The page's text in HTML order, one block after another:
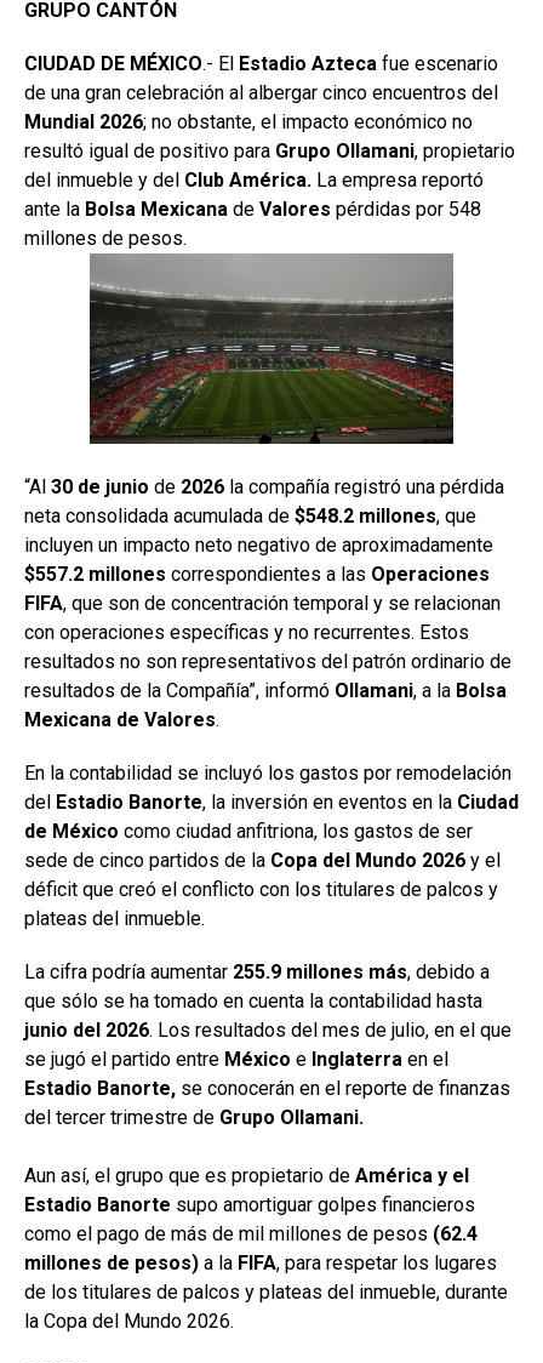
GRUPO CANTÓN
CIUDAD DE MÉXICO.- El Estadio Azteca fue escenario
de una gran celebración al albergar cinco encuentros del
Mundial 2026; no obstante, el impacto económico no
resultó igual de positivo para Grupo Ollamani, propietario
del inmueble y del Club América. La empresa reportó
ante la Bolsa Mexicana de Valores pérdidas por 548
millones de pesos.
“Al 30 de junio de 2026 la compañía registró una pérdida
neta consolidada acumulada de $548.2 millones, que
incluyen un impacto neto negativo de aproximadamente
$557.2 millones correspondientes a las Operaciones
FIFA, que son de concentración temporal y se relacionan
con operaciones específicas y no recurrentes. Estos
resultados no son representativos del patrón ordinario de
resultados de la Compañía”, informó Ollamani, a la Bolsa
Mexicana de Valores.
En la contabilidad se incluyó los gastos por remodelación
del Estadio Banorte, la inversión en eventos en la Ciudad
de México como ciudad anfitriona, los gastos de ser
sede de cinco partidos de la Copa del Mundo 2026 y el
déficit que creó el conflicto con los titulares de palcos y
plateas del inmueble.
La cifra podría aumentar 255.9 millones más, debido a
que sólo se ha tomado en cuenta la contabilidad hasta
junio del 2026. Los resultados del mes de julio, en el que
se jugó el partido entre México e Inglaterra en el
Estadio Banorte, se conocerán en el reporte de finanzas
del tercer trimestre de Grupo Ollamani.
Aun así, el grupo que es propietario de América y el
Estadio Banorte supo amortiguar golpes financieros
como el pago de más de mil millones de pesos (62.4
millones de pesos) a la FIFA, para respetar los lugares
de los titulares de palcos y plateas del inmueble, durante
la Copa del Mundo 2026.